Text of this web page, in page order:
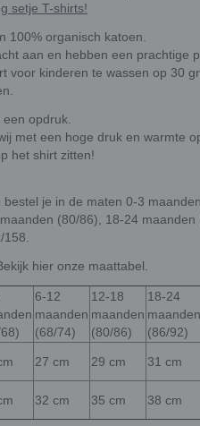
setje T-shirts!
100% organisch katoen.
aan en hebben een prachtige
voor kinderen te wassen op 30
opdruk.
met een hoge druk en warmte
het shirt zitten!
bestel je in de maten 0-3
(80/86), 18-24 maanden
hier onze maattabel.
6-12
maanden
(68/74)
12-18
maanden
(80/86)
18-24
maanden
(86/92)
27 cm 29 cm 31 cm
32 cm 35 cm 38 cm